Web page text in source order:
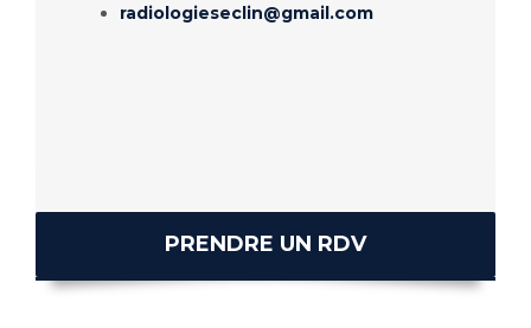
radiologieseclin@gmail.com
PRENDRE UN RDV